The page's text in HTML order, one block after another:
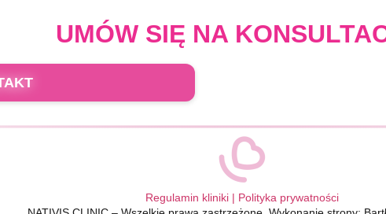
UMÓW SIĘ NA
Regulamin kliniki | Polityka prywatności